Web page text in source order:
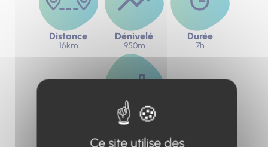
Distance
16km
Dénivelé
950m
Durée
7h
Difficulté
Très difficile
Ce site utilise des